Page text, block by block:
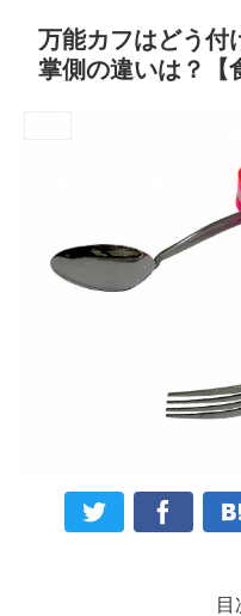
万能カフはどう付
掌側の違いは？【
目